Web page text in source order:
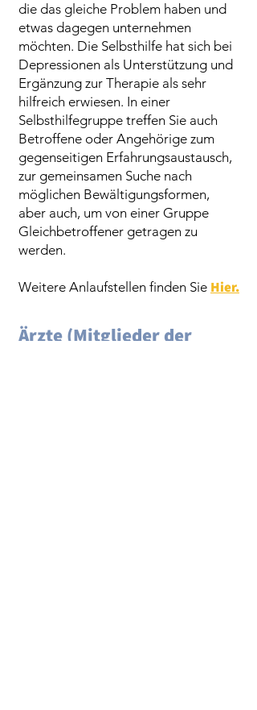
die das gleiche Problem haben und
etwas dagegen unternehmen
möchten. Die Selbsthilfe hat sich bei
Depressionen als Unterstützung und
Ergänzung zur Therapie als sehr
hilfreich erwiesen. In einer
Selbsthilfegruppe treffen Sie auch
Betroffene oder Angehörige zum
gegenseitigen Erfahrungsaustausch,
zur gemeinsamen Suche nach
möglichen Bewältigungsformen,
aber auch, um von einer Gruppe
Gleichbetroffener getragen zu
werden.
Weitere Anlaufstellen finden Sie Hier.
Ärzte (Mitglieder der